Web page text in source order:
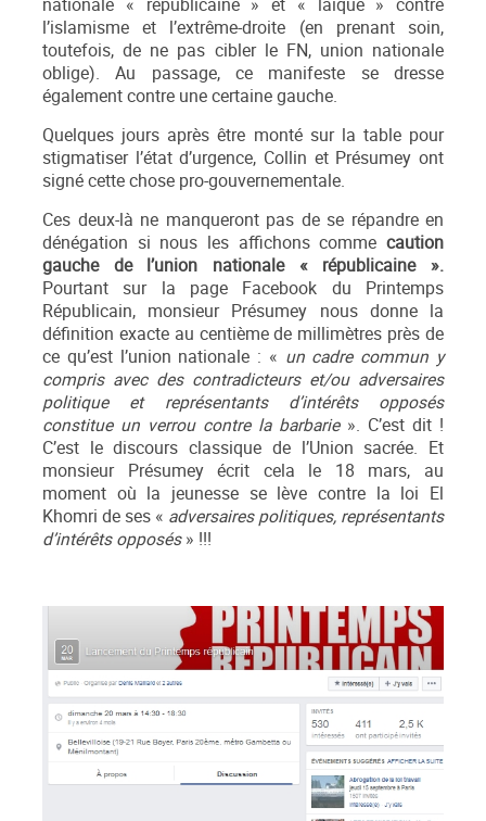
nationale « républicaine » et « laïque » contre
l’islamisme et l’extrême-droite (en prenant soin,
toutefois, de ne pas cibler le FN, union nationale
oblige). Au passage, ce manifeste se dresse
également contre une certaine gauche.
Quelques jours après être monté sur la table pour
stigmatiser l’état d’urgence, Collin et Présumey ont
signé cette chose pro-gouvernementale.
Ces deux-là ne manqueront pas de se répandre en
dénégation si nous les affichons comme caution
gauche de l’union nationale « républicaine ».
Pourtant sur la page Facebook du Printemps
Républicain, monsieur Présumey nous donne la
définition exacte au centième de millimètres près de
ce qu’est l’union nationale : « un cadre commun y
compris avec des contradicteurs et/ou adversaires
politique et représentants d’intérêts opposés
constitue un verrou contre la barbarie ». C’est dit !
C’est le discours classique de l’Union sacrée. Et
monsieur Présumey écrit cela le 18 mars, au
moment où la jeunesse se lève contre la loi El
Khomri de ses « adversairespolitiques, représentants
d’intérêts opposés» !!!